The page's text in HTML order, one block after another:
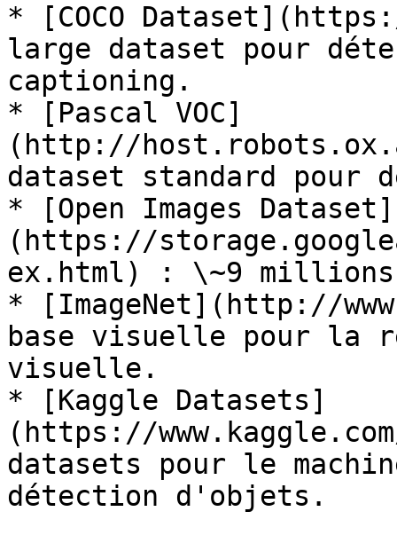
* [COCO
large dataset pour
captioning.
* [Pascal VOC]
(http://
dataset standard pour
* [Open Images Dataset]
(https://
ex.html) : \~9 millions
* [ImageNet](http://
base visuelle pour la
visuelle.
* [Kaggle Datasets]
(https://
datasets pour le
détection d'objets.